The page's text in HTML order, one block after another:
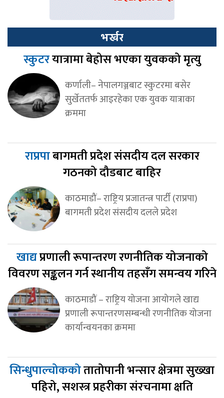
भर्खर
स्कुटरयात्रामा बेहोस भएका युवकको मृत्यु
कर्णाली– नेपालगञ्जबाट स्कुटरमा बसेर
सुर्खेततर्फ आइरहेका एक युवक यात्राका
क्रममा
राप्रपाबागमती प्रदेश संसदीय दल सरकार
गठनको दौडबाट बाहिर
काठमाडौं– राष्ट्रिय प्रजातन्त्र पार्टी (राप्रपा)
बागमती प्रदेश संसदीय दलले प्रदेश
खाद्यप्रणाली रूपान्तरण रणनीतिक योजनाको
विवरण सङ्कलन गर्न स्थानीय तहसँग समन्वय गरिने
काठमाडौं – राष्ट्रिय योजना आयोगले खाद्य
प्रणाली रूपान्तरणसम्बन्धी रणनीतिक योजना
कार्यान्वयनका क्रममा
सिन्धुपाल्चोककोतातोपानी भन्सार क्षेत्रमा सुख्खा
पहिरो, सशस्त्र प्रहरीका संरचनामा क्षति